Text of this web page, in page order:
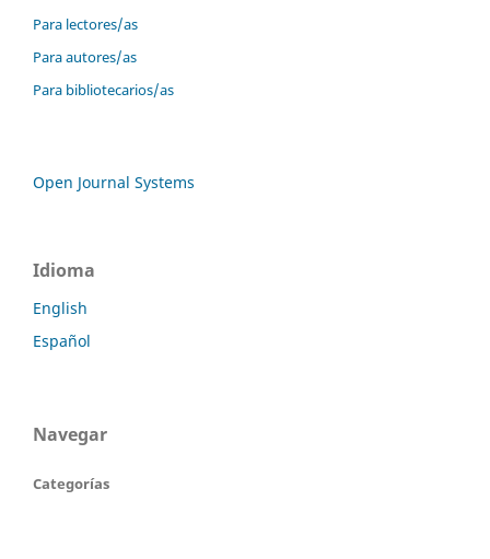
Para lectores/as
Para autores/as
Para bibliotecarios/as
Open Journal Systems
Idioma
English
Español
Navegar
Categorías